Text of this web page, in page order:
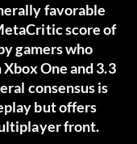
favorable
score of
gamers who
One and 3.3
consensus is
but offers
front.